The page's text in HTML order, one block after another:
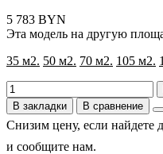
5 783 BYN
Эта модель на другую
35 м2. 50 м2. 70 м2. 105 м2.
В закладки
В сравнение
Снизим цену, если найдете
и сообщите нам.